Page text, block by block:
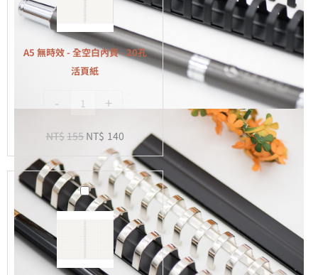
效
-
全
空
內
-
活
頁
A5 無時效 - 全空白內頁 - 20孔
活頁紙
- +
NT$155 NT$ 140
A5
無
效
-